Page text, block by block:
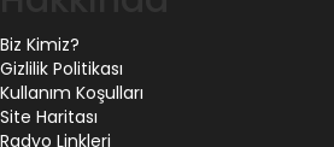
Biz Kimiz?
Gizlilik Politikası
Kullanım Koşulları
Site Haritası
Radyo Linkleri